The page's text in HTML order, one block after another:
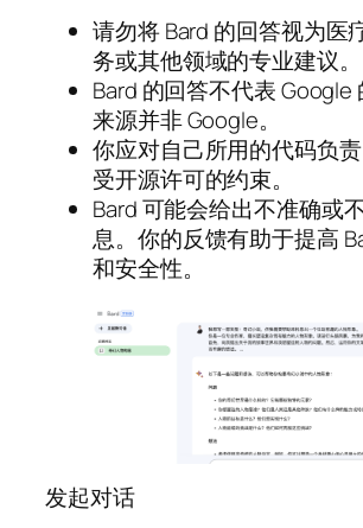
请勿将 Bard 的回答视为医
务或其他领域的专业建议。
Bard 的回答不代表 Google
来源并非 Google。
你应对自己所用的代码负
受开源许可的约束。
Bard 可能会给出不准确或
息。你的反馈有助于提高
和安全性。
发起对话